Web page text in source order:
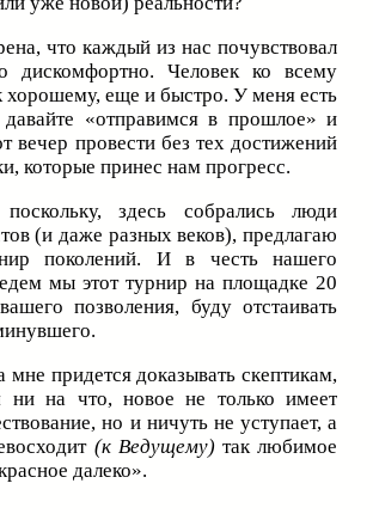
что каждый из нас почувствовал
дискомфортно. Человек ко всему
хорошему, еще и быстро. У меня есть
«отправимся в прошлое» и
вечер провести без тех достижений
которые принес нам прогресс.
здесь собрались люди
(и даже разных веков), предлагаю
поколений. И в честь нашего
мы этот турнир на площадке 20
позволения, буду отстаивать
мне придется доказывать скептикам,
ни на что, новое не только имеет
но и ничуть не уступает, а
(к Ведущему)так любимое
далеко».